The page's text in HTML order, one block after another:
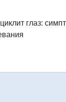
глаз: